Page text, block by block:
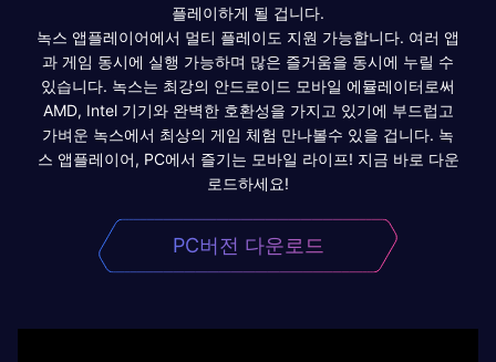
플레이하게 될 겁니다.
녹스 앱플레이어에서 멀티 플레이도 지원 가능합니다. 여러 앱
과 게임 동시에 실행 가능하며 많은 즐거움을 동시에 누릴 수
있습니다. 녹스는 최강의 안드로이드 모바일 에뮬레이터로써
AMD, Intel 기기와 완벽한 호환성을 가지고 있기에 부드럽고
가벼운 녹스에서 최상의 게임 체험 만나볼수 있을 겁니다. 녹
스 앱플레이어, PC에서 즐기는 모바일 라이프! 지금 바로 다운
로드하세요!
PC버전 다운로드